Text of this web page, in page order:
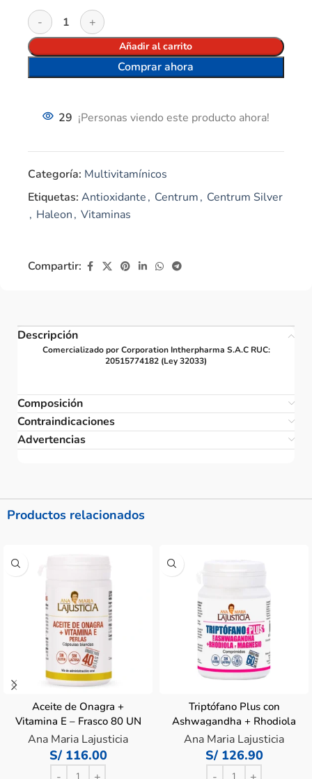
Añadir al carrito
Comprar ahora
29 ¡Personas viendo este producto ahora!
Categoría: Multivitamínicos
Etiquetas: Antioxidante, Centrum, Centrum Silver
, Haleon, Vitaminas
Compartir:
Descripción
Comercializado por Corporation Intherpharma S.A.C RUC:
20515774182 (Ley 32033)
Composición
Contraindicaciones
Advertencias
Productos relacionados
Aceite de Onagra +
Vitamina E – Frasco 80 UN
Ana Maria Lajusticia
S/116.00
Triptófano Plus con
Ashwagandha + Rhodiola
y Magnesio – Frasco 60
UN
Ana Maria Lajusticia
S/126.90